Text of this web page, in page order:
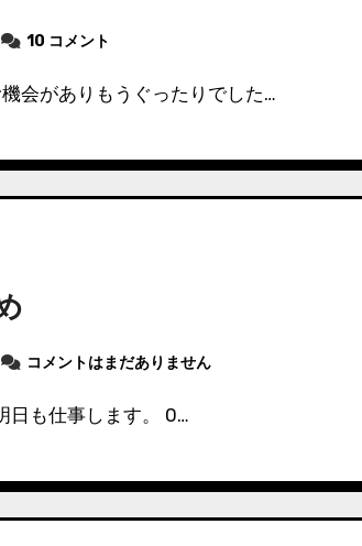
10 コメント
機会がありもうぐったりでした…
コメントはまだありません
日も仕事します。 0…